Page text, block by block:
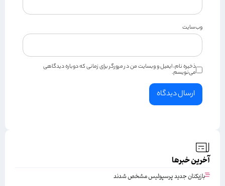
وب‌سایت
ذخیره نام، ایمیل و وبسایت من در مرورگر برای زمانی که دوباره دیدگاهی
می‌نویسم.
آخرین خبرها
بازیکنان جدید پرسپولیس مشخص شدند